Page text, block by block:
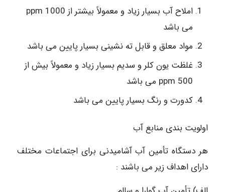
املاح آب بسیار زیاد و معمولاً بیشتر از ppm 1000
می باشد
مواد معلق و قابل ته نشینی بسیار پایین می باشد
غلظت یون کلر و سدیم بسیار زیاد و معمولاً بیش از
ppm 500 می باشد
کدورت و رنگ بسیار پایین می باشد
اولویت بندی منابع آب
هر دستگاه تأمین آب آشامیدنی برای اجتماعات مختلف
دارای اهداف زیر می باشند :